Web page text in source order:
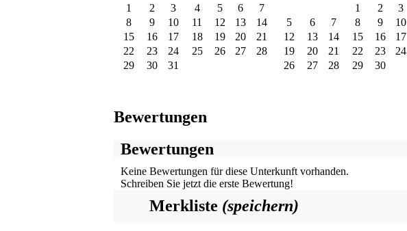
1
2 3 4 5 6
7
8
9 10 11 12 13
14
15
16 17 18 19 20
21
22
23 24 25 26 27
28
29
30 31
1
2 3
5
6 7 8 9 10
12
13 14 15 16 17
19
20 21 22 23 24
26
27 28 29 30
Bewertungen
Bewertungen
Keine Bewertungen für diese Unterkunft vorhanden.
Schreiben Sie jetzt die erste Bewertung!
Merkliste (speichern)